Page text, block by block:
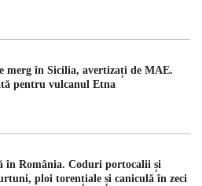
merg în Sicilia, avertizați de MAE.
pentru vulcanul Etna
în România. Coduri portocalii și
ploi torențiale și caniculă în zeci